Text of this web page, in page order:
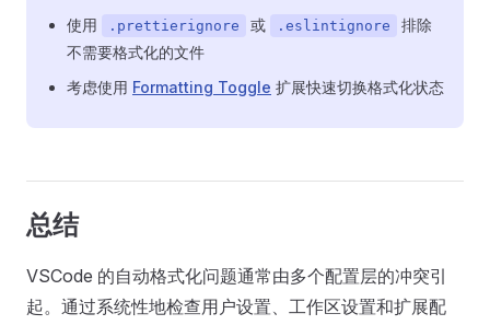
使用
.prettierignore 或 .eslintignore
排除
不需要格式化的文件
考虑使用 Formatting Toggle 扩展快速切换格式化状态
总结
VSCode 的自动格式化问题通常由多个配置层的冲突引
起。通过系统性地检查用户设置、工作区设置和扩展配